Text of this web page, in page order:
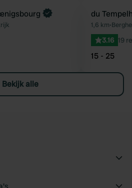
Favoriet
du
1,6 km•
3.16 19
15 - 25
Bekijk alle